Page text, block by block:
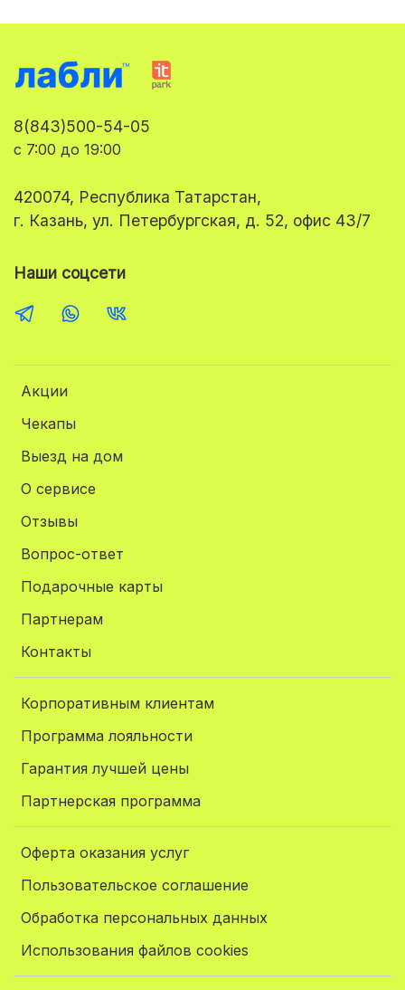
Акции
Чекапы
Выезд на дом
О сервисе
Отзывы
Вопрос-ответ
Подарочные карты
Партнерам
Контакты
Корпоративным клиентам
Программа лояльности
Гарантия лучшей цены
Партнерская программа
Оферта оказания услуг
Пользовательское соглашение
Обработка персональных данных
Использования файлов cookies
8(843)500-54-05
с 7:00 до 19:00
420074, Республика Татарстан,
г. Казань, ул. Петербургская, д. 52, офис 43/7
Наши соцсети